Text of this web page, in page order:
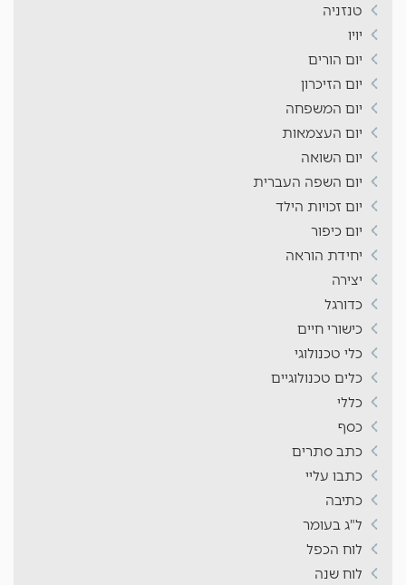
טנזניה
יויו
יום הורים
יום הזיכרון
יום המשפחה
יום העצמאות
יום השואה
יום השפה העברית
יום זכויות הילד
יום כיפור
יחידת הוראה
יצירה
כדורגל
כישורי חיים
כלי טכנולוגי
כלים טכנולוגיים
כללי
כסף
כתב סתרים
כתבו עליי
כתיבה
ל"ג בעומר
לוח הכפל
לוח שנה